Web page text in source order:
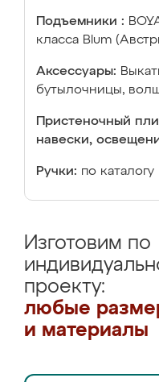
Подъемники :
класса Blum
Аксессуары:
бутылочницы,
Пристеночный
навески,
Ручки: по каталогу
Изготовим по
проекту:
любые
и материалы